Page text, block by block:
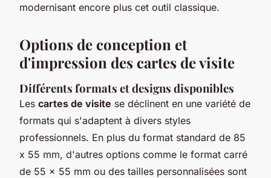
modernisant encore plus cet outil classique.
Options de conception et
d'impression des cartes de visite
Différents formats et designs disponibles
Les cartes de visite se déclinent en une variété de
formats qui s'adaptent à divers styles
professionnels. En plus du format standard de 85
x 55 mm, d'autres options comme le format carré
de 55 x 55 mm ou des tailles personnalisées sont